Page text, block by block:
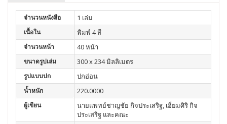
จำนวนหนังสือ 1 เล่ม
เนื้อใน พิมพ์ 4 สี
จำนวนหน้า 40 หน้า
ขนาดรูปเล่ม 300 x 234 มิลลิเมตร
รูปแบบปก ปกอ่อน
น้ำหนัก 220.0000
ผู้เขียน
นายแพทย์ชาญชัย กิจประเสริฐ, เอี่ยมศิริ กิจ
ประเสริฐ และคณะ